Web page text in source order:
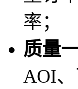
率；
质量
AOI